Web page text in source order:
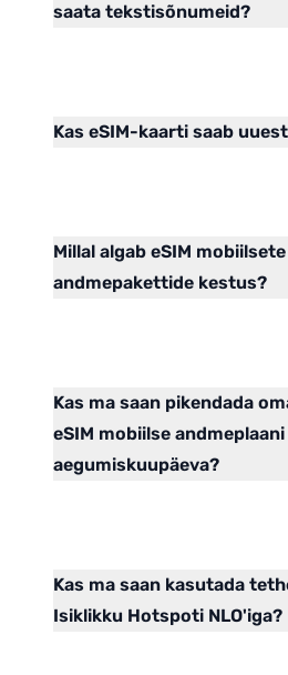
saata tekstisõnumeid?
Kas eSIM-kaarti saab
Millal algab eSIM mobiilsete
andmepakettide kestus?
Kas ma saan pikendada
eSIM mobiilse andmeplaani
aegumiskuupäeva?
Kas ma saan kasutada
Isiklikku Hotspoti NLO'iga?